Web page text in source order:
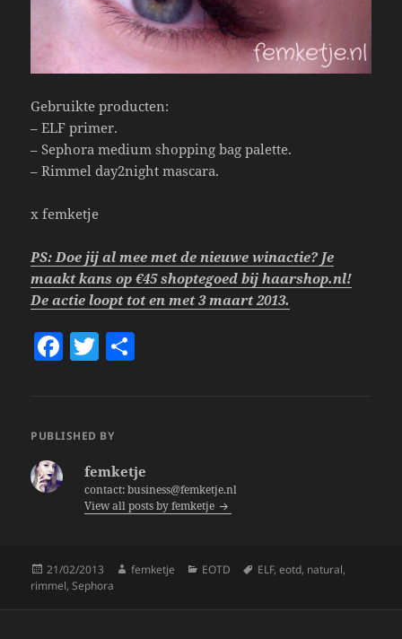
Gebruikte producten:
– ELF primer.
– Sephora medium shopping bag palette.
– Rimmel day2night mascara.
x femketje
PS: Doe jij al mee met de nieuwe winactie? Je
maakt kans op €45 shoptegoed bij haarshop.nl!
De actie loopt tot en met 3 maart 2013.
F
e
T
er
PUBLISHED BY
femketje
contact: business@femketje.nl
View all posts by femketje
Posted
on
21/02/2013 Author
femketje Categories
EOTD Tags
ELF,eotd, natural,
rimmel,Sephora